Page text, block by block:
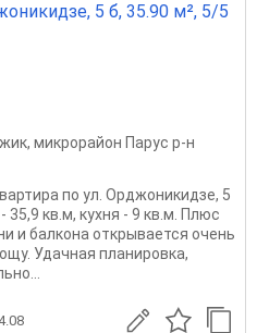
5 б, 35.90 м², 5/5
, микрорайон Парус р-н
по ул. Орджоникидзе, 5
кв.м, кухня - 9 кв.м. Плюс
и балкона открывается очень
Удачная планировка,